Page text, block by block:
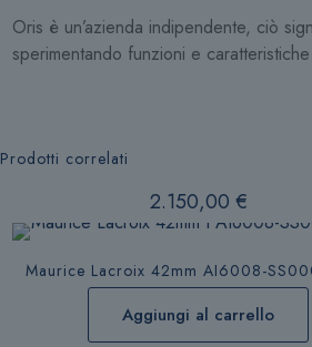
Oris è un’azienda indipendente, ciò
sperimentando funzioni e
Prodotti correlati
2.150,00€
Maurice Lacroix 42mm AI6008-
Aggiungi al carrello